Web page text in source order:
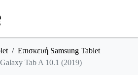
Επισκευή Samsung Tablet
Tab A 10.1 (2019)